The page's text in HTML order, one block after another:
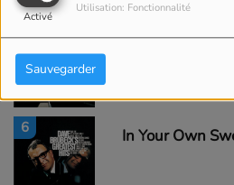
Activé
Utilisation: Fonctionnalité
Sauvegarder
5 Blue Rondo à la
6 In Your Own